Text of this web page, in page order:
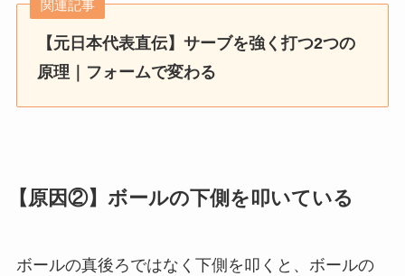
関連記事
【元日本代表直伝】サーブを強く打つ2つの
原理｜フォームで変わる
【原因②】ボールの下側を叩いている
ボールの真後ろではなく下側を叩くと、ボールの